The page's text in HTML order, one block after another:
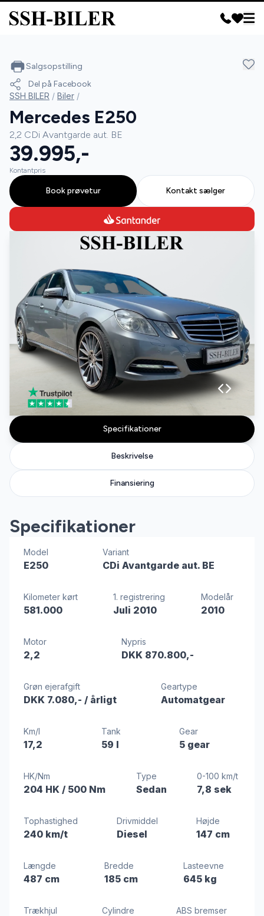
Specifikationer
Beskrivelse
Finansiering
Specifikationer
Model
E250
Variant
CDi Avantgarde aut. BE
Kilometer kørt
581.000
1. registrering
Juli 2010
Modelår
2010
Motor
2,2
Nypris
DKK 870.800,-
Grøn ejerafgift
DKK 7.080,- / årligt
Geartype
Automatgear
Km/l
17,2
Tank
59 l
Gear
5 gear
HK/Nm
204 HK / 500 Nm
Type
Sedan
0-100 km/t
7,8 sek
Tophastighed
240 km/t
Drivmiddel
Diesel
Højde
147 cm
Længde
487 cm
Bredde
185 cm
Lasteevne
645 kg
Trækhjul Cylindre ABS bremser
Salgsopstilling
Del på Facebook
SSH BILER / Biler /
Mercedes E250
2,2 CDi Avantgarde aut. BE
39.995,-
Kontantpris
Book prøvetur Kontakt sælger